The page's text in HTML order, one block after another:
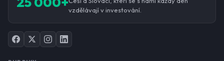
vzdělávají v investování.